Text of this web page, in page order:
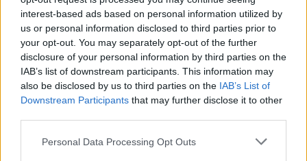
interest-based ads based on personal information utilized by
us or personal information disclosed to third parties prior to
your opt-out. You may separately opt-out of the further
disclosure of your personal information by third parties on the
IAB’s list of downstream participants. This information may
also be disclosed by us to third parties on the IAB’s List of
Downstream Participants that may further disclose it to other
Personal Data Processing Opt Outs
19.06 A doua operațiune obscenă a DIICOT în această
vară, după ”cazul...
Sondaj